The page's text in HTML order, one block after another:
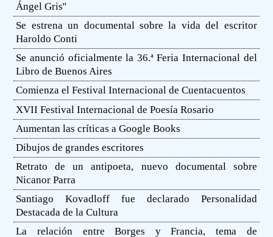
Ángel Gris''
Se estrena un documental sobre la vida del escritor
Haroldo Conti
Se anunció oficialmente la 36.ª Feria Internacional del
Libro de Buenos Aires
Comienza el Festival Internacional de Cuentacuentos
XVII Festival Internacional de Poesía Rosario
Aumentan las críticas a Google Books
Dibujos de grandes escritores
Retrato de un antipoeta, nuevo documental sobre
Nicanor Parra
Santiago Kovadloff fue declarado Personalidad
Destacada de la Cultura
La relación entre Borges y Francia, tema de